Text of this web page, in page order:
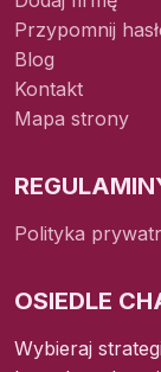
Przypomnij
Blog
Kontakt
Mapa strony
Polityka
OSIEDLE
Wybieraj